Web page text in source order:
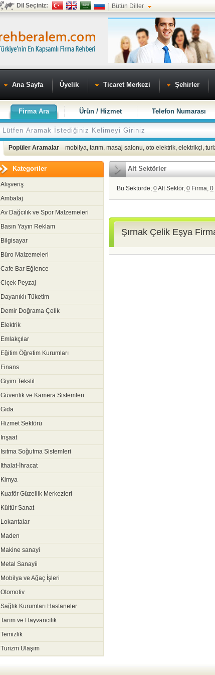
Dil Seçiniz: Bütün Diller
Ana Sayfa Üyelik Ticaret Merkezi Şehirler
Firma Ara Ürün / Hizmet Telefon Numarası
Popüler Aramalar mobilya, tarım, masaj salonu, oto elektrik, elektrikçi,
Kategoriler
Alışveriş
Ambalaj
Av Dağcılık ve Spor Malzemeleri
Basın Yayın Reklam
Bilgisayar
Büro Malzemeleri
Cafe Bar Eğlence
Ciçek Peyzaj
Dayanıklı Tüketim
Demir Doğrama Çelik
Elektrik
Emlakçılar
Eğitim Öğretim Kurumları
Finans
Giyim Tekstil
Güvenlik ve Kamera Sistemleri
Gıda
Hizmet Sektörü
Inşaat
Isıtma Soğutma Sistemleri
Ithalat-İhracat
Kimya
Kuaför Güzellik Merkezleri
Kültür Sanat
Lokantalar
Maden
Makine sanayi
Metal Sanayii
Mobilya ve Ağaç İşleri
Otomotiv
Sağlık Kurumları Hastaneler
Tarım ve Hayvancılık
Temizlik
Turizm Ulaşım
Alt Sektörler
Bu Sektörde; 0Alt Sektör, 0 Firma, 0
Şırnak Çelik Eşya